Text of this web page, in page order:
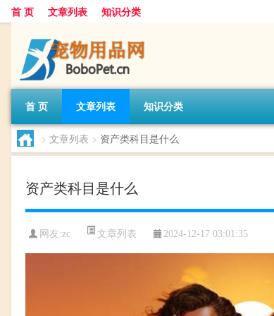
首 页 文章列表 知识分类
首 页 文章列表 知识分类
> 文章列表 > 资产类科目是什么
资产类科目是什么
网友:zc 文章列表 2024-12-17 03:01:35